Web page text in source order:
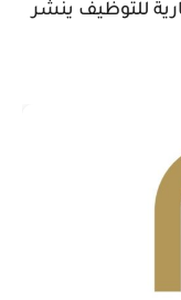
للتوظيف ينشر